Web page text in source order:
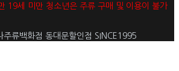
19세 미만 청소년은 주류 구매 및 이용이 불가
류백화점 동대문할인점 SINCE1995